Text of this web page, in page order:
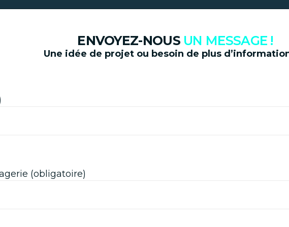
ENVOYEZ-NOUSUN MESSAGE !
Une idée de projet ou besoin de plus
(obligatoire)